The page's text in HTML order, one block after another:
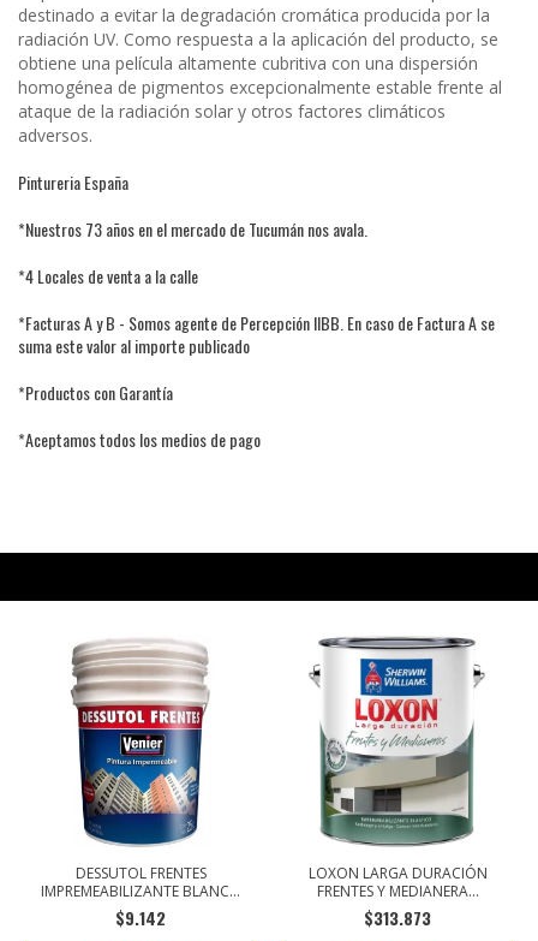
destinado a evitar la degradación cromática producida por la
radiación UV. Como respuesta a la aplicación del producto, se
obtiene una película altamente cubritiva con una dispersión
homogénea de pigmentos excepcionalmente estable frente al
ataque de la radiación solar y otros factores climáticos
adversos.
Pintureria España
*Nuestros 73 años en el mercado de Tucumán nos avala.
*4 Locales de venta a la calle
*Facturas A y B - Somos agente de Percepción IIBB. En caso de Factura A se
suma este valor al importe publicado
*Productos con Garantía
*Aceptamos todos los medios de pago
DESSUTOL FRENTES
IMPREMEABILIZANTE BLANC...
$9.142
LOXON LARGA DURACIÓN
FRENTES Y MEDIANERA...
$313.873